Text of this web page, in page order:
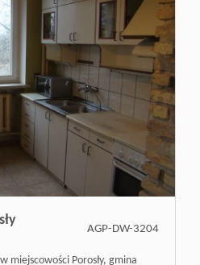
AGP-DW-3204
miejscowości Porosły, gmina